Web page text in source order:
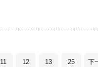
11 12 13 25 下